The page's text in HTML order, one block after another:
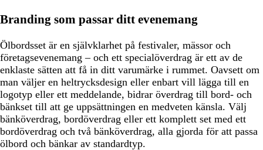
Branding som passar ditt evenemang
Ölbordsset är en självklarhet på festivaler, mässor och
företagsevenemang – och ett specialöverdrag är ett av de
enklaste sätten att få in ditt varumärke i rummet. Oavsett om
man väljer en heltrycksdesign eller enbart vill lägga till en
logotyp eller ett meddelande, bidrar överdrag till bord- och
bänkset till att ge uppsättningen en medveten känsla. Välj
bänköverdrag, bordöverdrag eller ett komplett set med ett
bordöverdrag och två bänköverdrag, alla gjorda för att passa
ölbord och bänkar av standardtyp.